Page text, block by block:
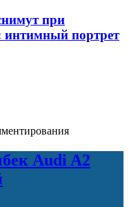
при
интимный портрет
Audi A2